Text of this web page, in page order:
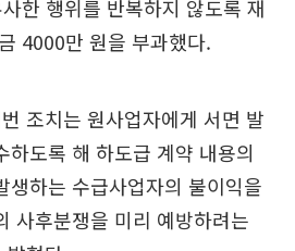
한 행위를 반복하지 않도록 재
4000만 원을 부과했다.
조치는 원사업자에게 서면 발
하도록 해 하도급 계약 내용의
생하는 수급사업자의 불이익을
사후분쟁을 미리 예방하려는